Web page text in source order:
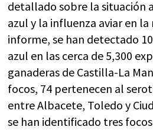
detallado sobre la situación
azul y la influenza aviar en la
informe, se han detectado
azul en las cerca de 5,300
ganaderas de Castilla-La
focos, 74 pertenecen al
entre Albacete, Toledo y
se han identificado tres